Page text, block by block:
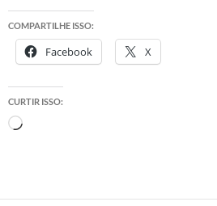
COMPARTILHE ISSO:
Facebook X
CURTIR ISSO:
Carregando...